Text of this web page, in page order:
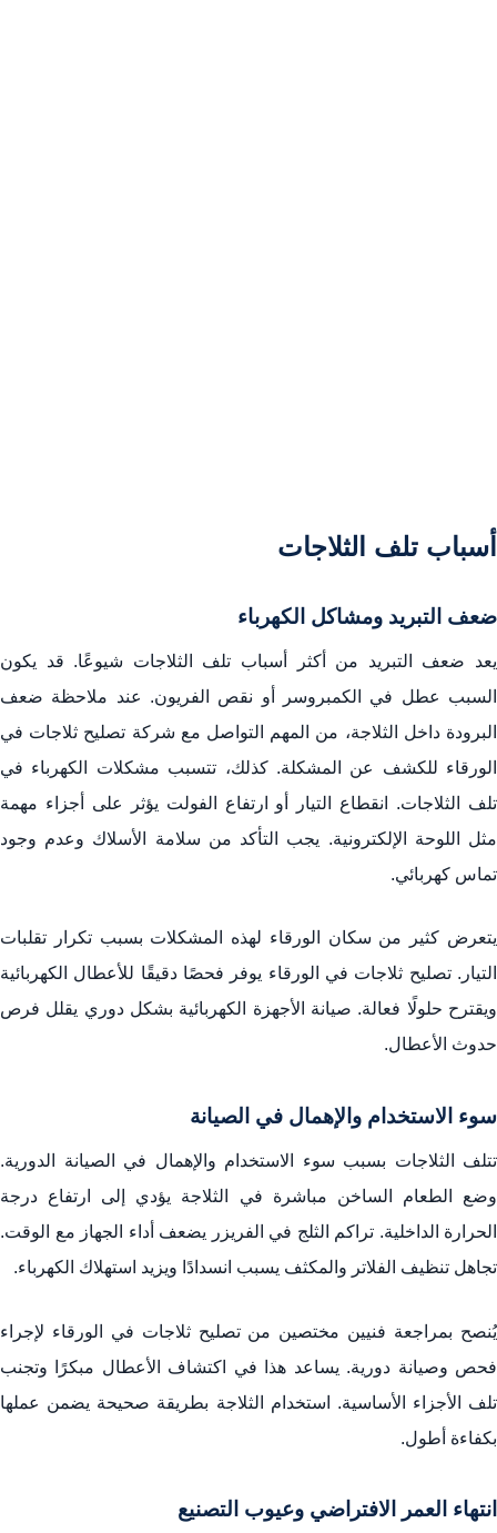
أسباب تلف الثلاجات
ضعف التبريد ومشاكل الكهرباء
يعد ضعف التبريد من أكثر أسباب تلف الثلاجات شيوعًا. قد يكون
السبب عطل في الكمبروسر أو نقص الفريون. عند ملاحظة ضعف
البرودة داخل الثلاجة، من المهم التواصل مع شركة تصليح ثلاجات في
الورقاء للكشف عن المشكلة. كذلك، تتسبب مشكلات الكهرباء في
تلف الثلاجات. انقطاع التيار أو ارتفاع الفولت يؤثر على أجزاء مهمة
مثل اللوحة الإلكترونية. يجب التأكد من سلامة الأسلاك وعدم وجود
تماس كهربائي.
يتعرض كثير من سكان الورقاء لهذه المشكلات بسبب تكرار تقلبات
التيار. تصليح ثلاجات في الورقاء يوفر فحصًا دقيقًا للأعطال الكهربائية
ويقترح حلولًا فعالة. صيانة الأجهزة الكهربائية بشكل دوري يقلل فرص
حدوث الأعطال.
سوء الاستخدام والإهمال في الصيانة
تتلف الثلاجات بسبب سوء الاستخدام والإهمال في الصيانة الدورية.
وضع الطعام الساخن مباشرة في الثلاجة يؤدي إلى ارتفاع درجة
الحرارة الداخلية. تراكم الثلج في الفريزر يضعف أداء الجهاز مع الوقت.
تجاهل تنظيف الفلاتر والمكثف يسبب انسدادًا ويزيد استهلاك الكهرباء.
يُنصح بمراجعة فنيين مختصين من تصليح ثلاجات في الورقاء لإجراء
فحص وصيانة دورية. يساعد هذا في اكتشاف الأعطال مبكرًا وتجنب
تلف الأجزاء الأساسية. استخدام الثلاجة بطريقة صحيحة يضمن عملها
بكفاءة أطول.
انتهاء العمر الافتراضي وعيوب التصنيع